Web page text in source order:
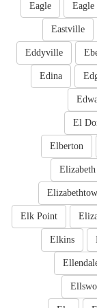
Eagle
Eagle
Eastville
Eddyville
Edina
El
Elberton
Elk Point
Elkins